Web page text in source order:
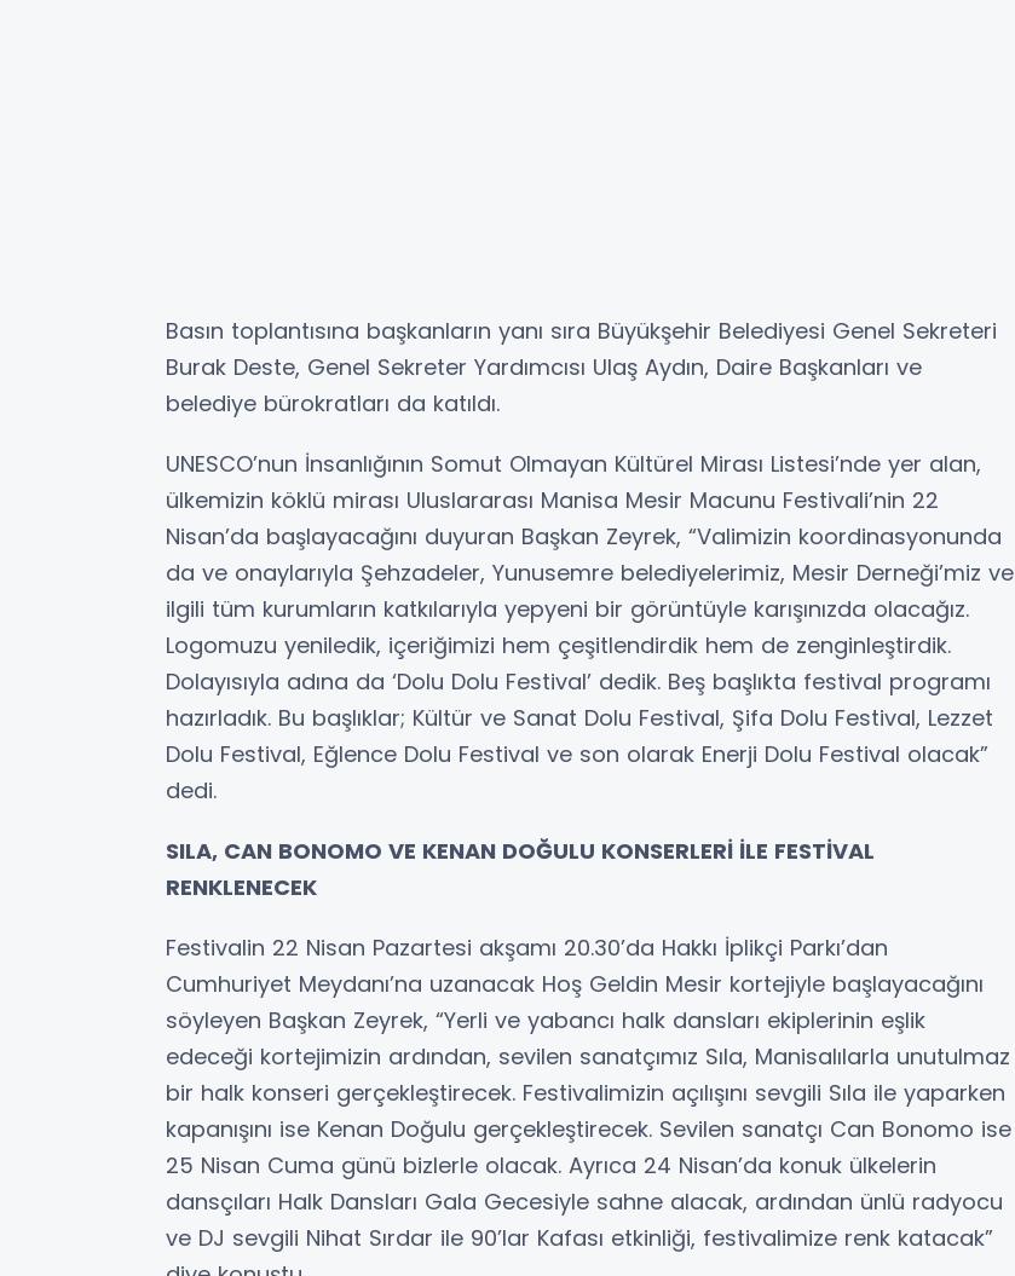
Basın toplantısına başkanların yanı sıra Büyükşehir Belediyesi Genel Sekreteri
Burak Deste, Genel Sekreter Yardımcısı Ulaş Aydın, Daire Başkanları ve
belediye bürokratları da katıldı.
UNESCO’nun İnsanlığının Somut Olmayan Kültürel Mirası Listesi’nde yer alan,
ülkemizin köklü mirası Uluslararası Manisa Mesir Macunu Festivali’nin 22
Nisan’da başlayacağını duyuran Başkan Zeyrek, “Valimizin koordinasyonunda
da ve onaylarıyla Şehzadeler, Yunusemre belediyelerimiz, Mesir Derneği’miz ve
ilgili tüm kurumların katkılarıyla yepyeni bir görüntüyle karışınızda olacağız.
Logomuzu yeniledik, içeriğimizi hem çeşitlendirdik hem de zenginleştirdik.
Dolayısıyla adına da ‘Dolu Dolu Festival’ dedik. Beş başlıkta festival programı
hazırladık. Bu başlıklar; Kültür ve Sanat Dolu Festival, Şifa Dolu Festival, Lezzet
Dolu Festival, Eğlence Dolu Festival ve son olarak Enerji Dolu Festival olacak”
dedi.
SILA, CAN BONOMO VE KENAN DOĞULU KONSERLERİ İLE FESTİVAL
RENKLENECEK
Festivalin 22 Nisan Pazartesi akşamı 20.30’da Hakkı İplikçi Parkı’dan
Cumhuriyet Meydanı’na uzanacak Hoş Geldin Mesir kortejiyle başlayacağını
söyleyen Başkan Zeyrek, “Yerli ve yabancı halk dansları ekiplerinin eşlik
edeceği kortejimizin ardından, sevilen sanatçımız Sıla, Manisalılarla unutulmaz
bir halk konseri gerçekleştirecek. Festivalimizin açılışını sevgili Sıla ile yaparken
kapanışını ise Kenan Doğulu gerçekleştirecek. Sevilen sanatçı Can Bonomo ise
25 Nisan Cuma günü bizlerle olacak. Ayrıca 24 Nisan’da konuk ülkelerin
dansçıları Halk Dansları Gala Gecesiyle sahne alacak, ardından ünlü radyocu
ve DJ sevgili Nihat Sırdar ile 90’lar Kafası etkinliği, festivalimize renk katacak”